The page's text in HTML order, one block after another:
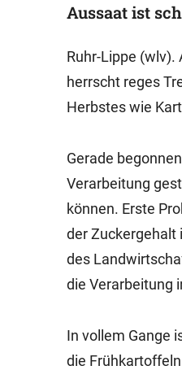
Aussaat ist
Ruhr-Lippe (wlv).
herrscht reges
Herbstes wie
Gerade
Verarbeitung
können. Erste
der Zuckergehalt
des
die Verarbeitung
In vollem Gange
die